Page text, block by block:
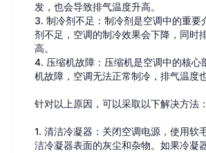
发，也会导致排气温度升高。
3. 制冷剂不足：制冷剂是空调中的重要
剂不足，空调的制冷效果会下降，同时
高。
4. 压缩机故障：压缩机是空调中的核心
机故障，空调无法正常制冷，排气温度
针对以上原因，可以采取以下解决方法：
1. 清洁冷凝器：关闭空调电源，使用软
洁冷凝器表面的灰尘和杂物。如果冷凝